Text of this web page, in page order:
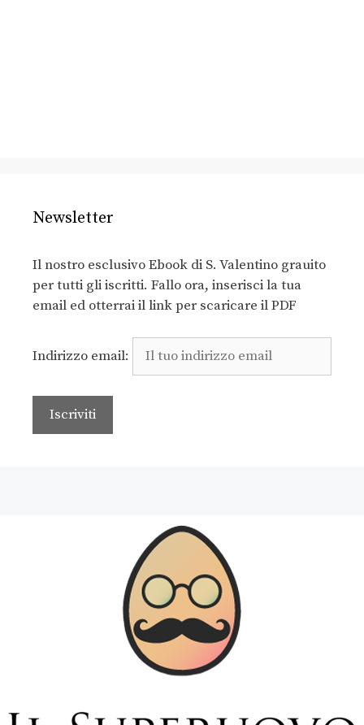
Newsletter
Il nostro esclusivo Ebook di S. Valentino grauito
per tutti gli iscritti. Fallo ora, inserisci la tua
email ed otterrai il link per scaricare il PDF
Indirizzo email: